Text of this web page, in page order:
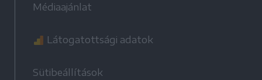
Médiaajánlat
Látogatottsági adatok
Sütibeállítások